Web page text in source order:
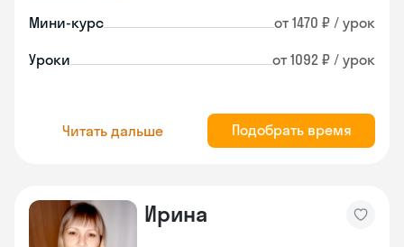
Мини-курс от 1470 ₽ / урок
Уроки от 1092 ₽ / урок
Читать дальше Подобрать время
Ирина